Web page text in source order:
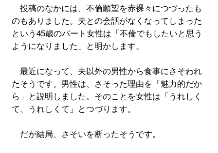
投稿のなかには、不倫願望を赤裸々につづったも
のもありました。夫との会話がなくなってしまった
という45歳のパート女性は「不倫でもしたいと思う
ようになりました」と明かします。
最近になって、夫以外の男性から食事にさそわれ
たそうです。男性は、さそった理由を「魅力的だか
ら」と説明しました。そのことを女性は「うれしく
て、うれしくて」とつづります。
だが結局、さそいを断ったそうです。